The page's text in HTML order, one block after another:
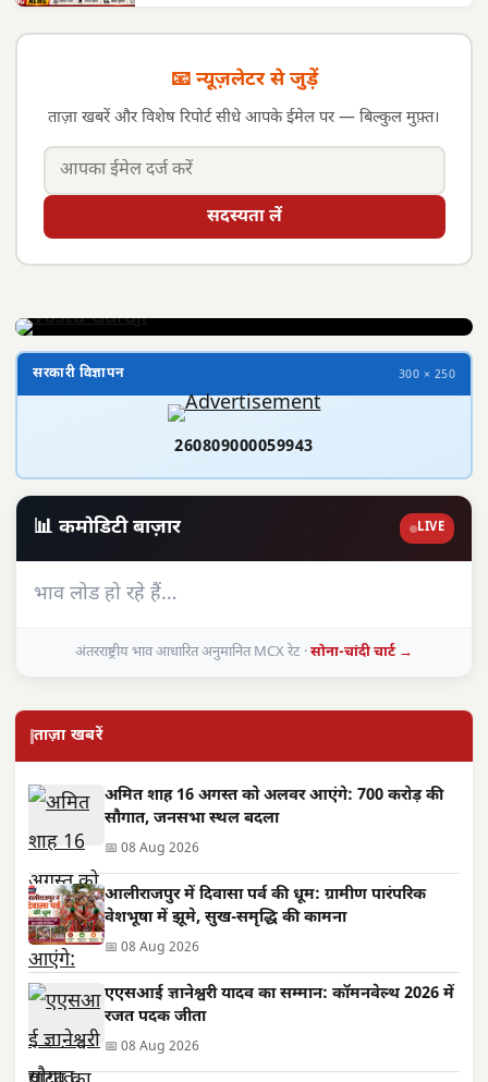
📧 न्यूज़लेटर से जुड़ें
ताज़ा खबरें और विशेष रिपोर्ट सीधे आपके ईमेल पर — बिल्कुल मुफ़्त।
सदस्यता लें
सरकारी विज्ञापन 300 × 250
260809000059943
📊 कमोडिटी बाज़ार LIVE
भाव लोड हो रहे हैं…
अंतरराष्ट्रीय भाव आधारित अनुमानित MCX रेट ·सोना-चांदी चार्ट →
ताज़ा खबरें
अमित शाह 16 अगस्त को अलवर आएंगे: 700 करोड़ की
सौगात, जनसभा स्थल बदला
📅 08 Aug 2026
आलीराजपुर में दिवासा पर्व की धूम: ग्रामीण पारंपरिक
वेशभूषा में झूमे, सुख-समृद्धि की कामना
📅 08 Aug 2026
एएसआई ज्ञानेश्वरी यादव का सम्मान: कॉमनवेल्थ 2026 में
रजत पदक जीता
📅 08 Aug 2026